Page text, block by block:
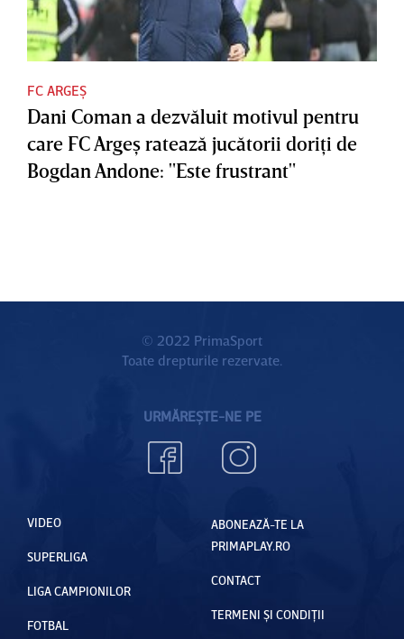
FC ARGEȘ
Dani Coman a dezvăluit motivul pentru
care FC Argeş ratează jucătorii doriţi de
Bogdan Andone: "Este frustrant"
© 2022 PrimaSport
Toate drepturile rezervate.
URMĂREȘTE-NE PE
VIDEO
SUPERLIGA
LIGA CAMPIONILOR
FOTBAL
ABONEAZĂ-TE LA
PRIMAPLAY.RO
CONTACT
TERMENI ȘI CONDIȚII